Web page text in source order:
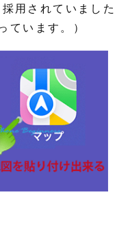
用されていました
います。）